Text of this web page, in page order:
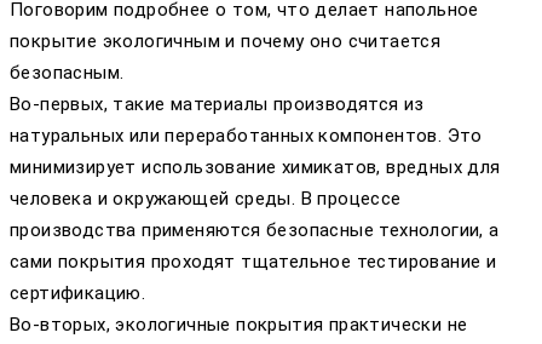
Поговорим подробнее о том, что делает напольное
покрытие экологичным и почему оно считается
безопасным.
Во-первых, такие материалы производятся из
натуральных или переработанных компонентов. Это
минимизирует использование химикатов, вредных для
человека и окружающей среды. В процессе
производства применяются безопасные технологии, а
сами покрытия проходят тщательное тестирование и
сертификацию.
Во-вторых, экологичные покрытия практически не